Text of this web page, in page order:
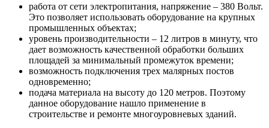
работа от сети электропитания, напряжение – 380 Вольт.
Это позволяет использовать оборудование на крупных
промышленных объектах;
уровень производительности – 12 литров в минуту, что
дает возможность качественной обработки больших
площадей за минимальный промежуток времени;
возможность подключения трех малярных постов
одновременно;
подача материала на высоту до 120 метров. Поэтому
данное оборудование нашло применение в
строительстве и ремонте многоуровневых зданий.